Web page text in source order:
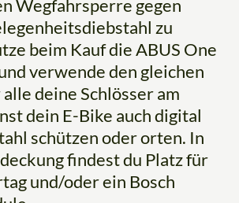
Wegfahrsperre gegen
zu
beim Kauf die ABUS One
verwende den gleichen
deine Schlösser am
dein E-Bike auch digital
schützen oder orten. In
findest du Platz für
und/oder ein Bosch